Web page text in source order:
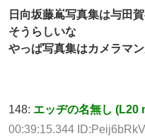
日向坂藤嶌写真集は与田
そうらしいな
やっぱ写真集はカメラマ
148: エッヂの名無し (L20
00:39:15.344 ID:Peij6bRkV